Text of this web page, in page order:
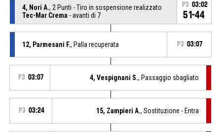
4, Nori A., 2 Punti - Tiro in sospensione realizzato
Tec-Mar Crema - avanti di 7
P3 03:02
51-44
12, Parmesani F., Palla recuperata P3 03:07
P3 03:07 4, Vespignani S., Passaggio sbagliato
P3 03:24 15, Zampieri A., Sostituzione - Entra